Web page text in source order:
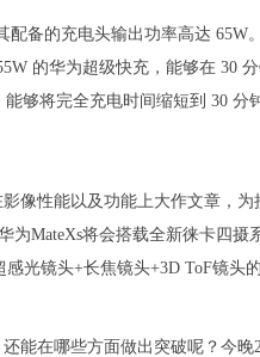
配备的充电头输出功率高达 65W
的华为超级快充，能够在 30
够将完全充电时间缩短到 30 分
像性能以及功能上大作文章，为
MateXs将会搭载全新徕卡四摄
光镜头+长焦镜头+3D ToF镜头
能在哪些方面做出突破呢？今晚